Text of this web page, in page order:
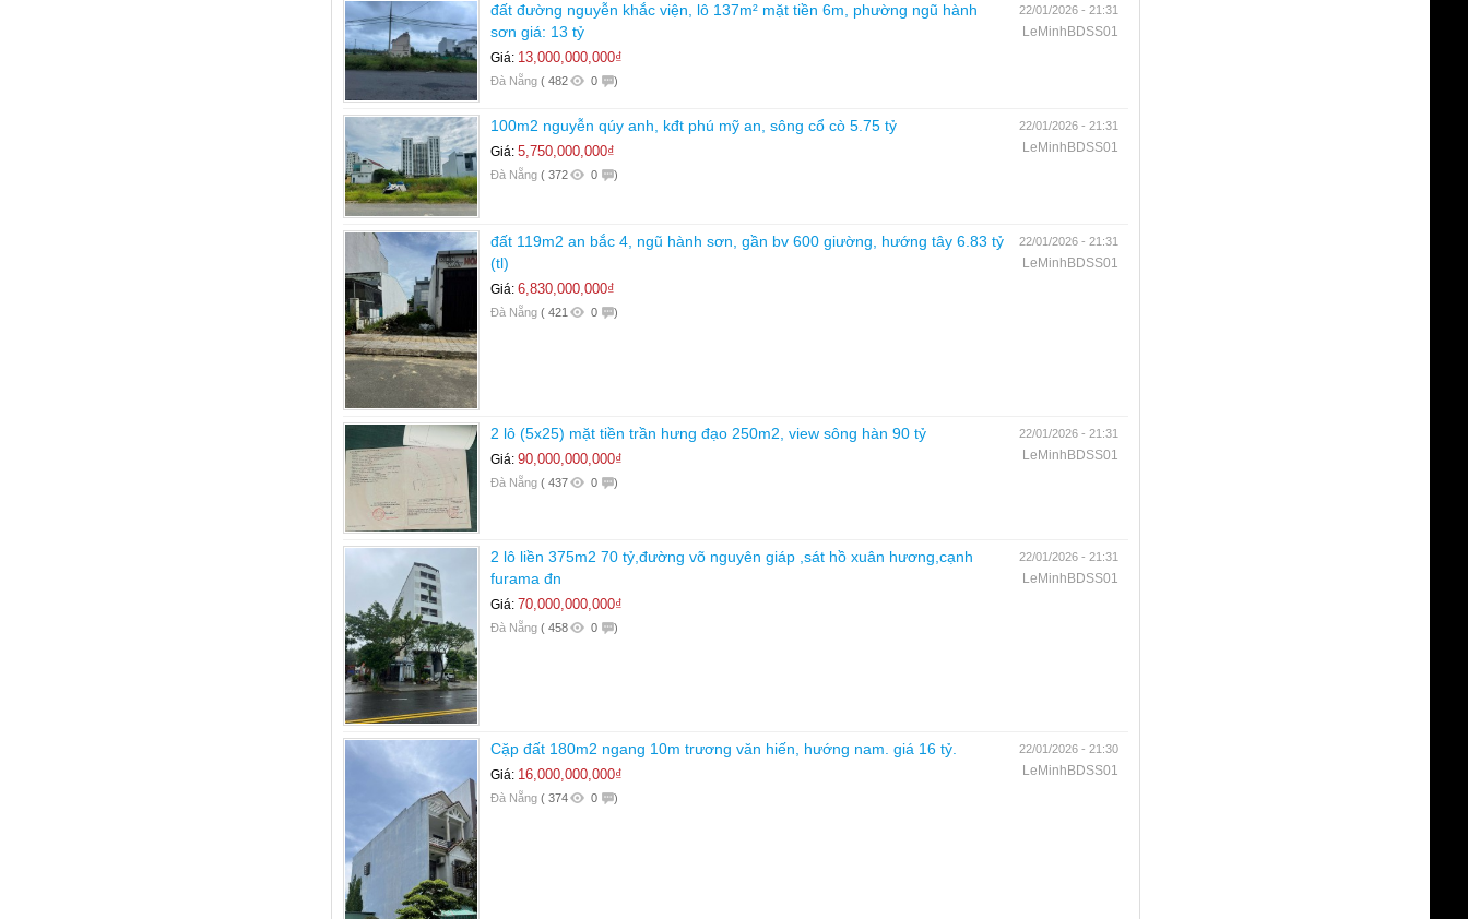
đất đường nguyễn khắc viện, lô 137m² mặt tiền 6m, phường ngũ hành
sơn giá: 13 tỷ
Giá: 13,000,000,000₫
Đà Nẵng ( 482 0 )
22/01/2026 - 21:31
LeMinhBDSS01
100m2 nguyễn qúy anh, kđt phú mỹ an, sông cổ cò 5.75 tỷ
Giá: 5,750,000,000₫
Đà Nẵng ( 372 0 )
22/01/2026 - 21:31
LeMinhBDSS01
đất 119m2 an bắc 4, ngũ hành sơn, gần bv 600 giường, hướng tây 6.83 tỷ
(tl)
Giá: 6,830,000,000₫
Đà Nẵng ( 421 0 )
22/01/2026 - 21:31
LeMinhBDSS01
2 lô (5x25) mặt tiền trần hưng đạo 250m2, view sông hàn 90 tỷ
Giá: 90,000,000,000₫
Đà Nẵng ( 437 0 )
22/01/2026 - 21:31
LeMinhBDSS01
2 lô liền 375m2 70 tỷ,đường võ nguyên giáp ,sát hồ xuân hương,cạnh
furama đn
Giá: 70,000,000,000₫
Đà Nẵng ( 458 0 )
22/01/2026 - 21:31
LeMinhBDSS01
Cặp đất 180m2 ngang 10m trương văn hiến, hướng nam. giá 16 tỷ.
Giá: 16,000,000,000₫
Đà Nẵng ( 374 0 )
22/01/2026 - 21:30
LeMinhBDSS01